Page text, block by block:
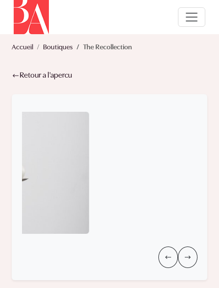
Accueil Boutiques The Recollection
Retour a l'apercu